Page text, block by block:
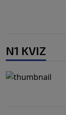
N1 KVIZ